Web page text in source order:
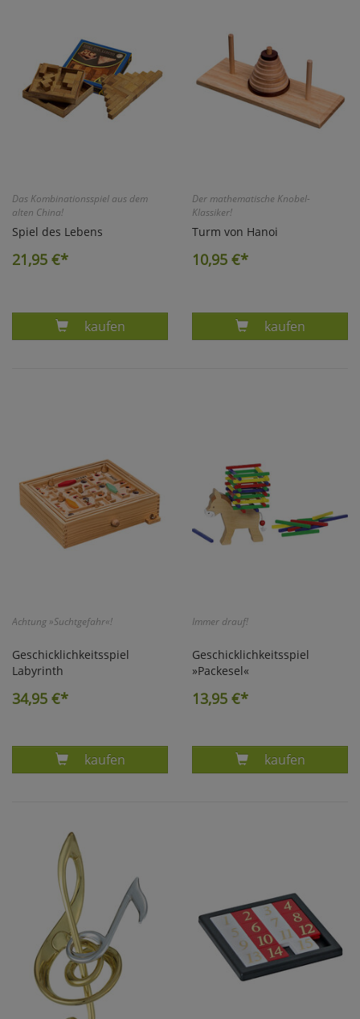
Das Kombinationsspiel aus dem
alten China!
Spiel des Lebens
21,95 €*
Produkt SPIEL DES LEBENS
kaufen
Der mathematische Knobel-
Klassiker!
Turm von Hanoi
10,95 €*
Produkt TURM
kaufen
Achtung »Suchtgefahr«!
Geschicklichkeitsspiel
Labyrinth
34,95 €*
Produkt LABYRINTH GESCHICKLICHKEITS-
kaufen
Immer drauf!
Geschicklichkeitsspiel
»Packesel«
13,95 €*
Produkt
kaufen